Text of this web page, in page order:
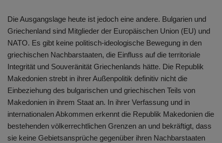
Die Ausgangslage heute ist jedoch eine andere. Bulgarien und
Griechenland sind Mitglieder der Europäischen Union (EU) und
NATO. Es gibt keine politisch-ideologische Bewegung in den
griechischen Nachbarstaaten, die Einfluss auf die territoriale
Integrität und Souveränität Griechenlands hätte. Die Republik
Makedonien strebt in ihrer Außenpolitik definitiv nicht die
Einbeziehung des bulgarischen und griechischen Teils von
Makedonien in ihrem Staat an. In ihrer Verfassung und in
internationalen Abkommen erkennt die Republik Makedonien die
bestehenden völkerrechtlichen Grenzen an und bekräftigt, dass
sie keine Gebietsansprüche gegenüber ihren Nachbarstaaten